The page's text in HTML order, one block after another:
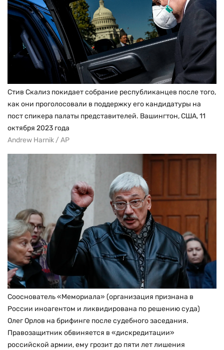
Стив Скализ покидает собрание республиканцев после того,
как они проголосовали в поддержку его кандидатуры на
пост спикера палаты представителей. Вашингтон, США, 11
октября 2023 года
Andrew Harnik / AP
Сооснователь «Мемориала» (организация признана в
России иноагентом и ликвидирована по решению суда)
Олег Орлов на брифинге после судебного заседания.
Правозащитник обвиняется в «дискредитации»
российской армии, ему грозит до пяти лет лишения